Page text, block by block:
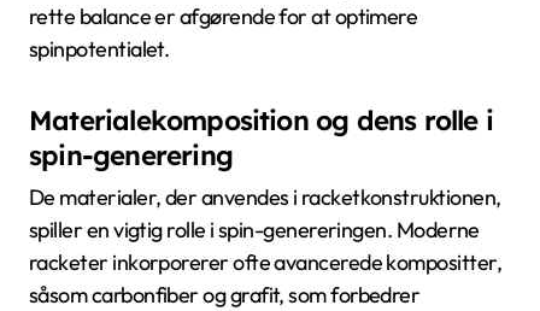
rette balance er afgørende for at optimere
spinpotentialet.
Materialekomposition og dens rolle i
spin-generering
De materialer, der anvendes i racketkonstruktionen,
spiller en vigtig rolle i spin-genereringen. Moderne
racketer inkorporerer ofte avancerede kompositter,
såsom carbonfiber og grafit, som forbedrer